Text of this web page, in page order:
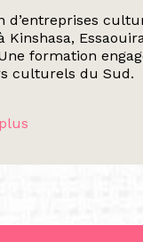
d’entreprises
Kinshasa,
formation
culturels du Sud.